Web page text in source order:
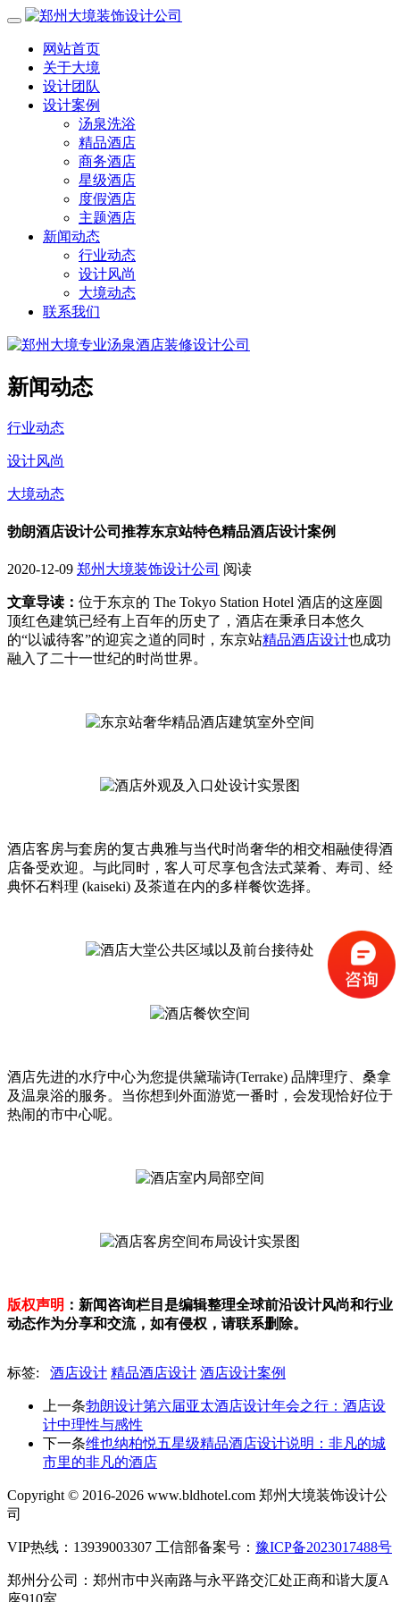
网站首页
关于大境
设计团队
设计案例
汤泉洗浴
精品酒店
商务酒店
星级酒店
度假酒店
主题酒店
新闻动态
行业动态
设计风尚
大境动态
联系我们
新闻动态
行业动态
设计风尚
大境动态
勃朗酒店设计公司推荐东京站特色精品酒店设计案例
2020-12-09 郑州大境装饰设计公司 阅读
文章导读： 位于东京的 The Tokyo Station Hotel 酒店的这座圆
顶红色建筑已经有上百年的历史了，酒店在秉承日本悠久
的“以诚待客”的迎宾之道的同时，东京站精品酒店设计也成功
融入了二十一世纪的时尚世界。
酒店客房与套房的复古典雅与当代时尚奢华的相交相融使得酒
店备受欢迎。与此同时，客人可尽享包含法式菜肴、寿司、经
典怀石料理 (kaiseki) 及茶道在内的多样餐饮选择。
酒店先进的水疗中心为您提供黛瑞诗(Terrake) 品牌理疗、桑拿
及温泉浴的服务。当你想到外面游览一番时，会发现恰好位于
热闹的市中心呢。
版权声明 ：新闻咨询栏目是编辑整理全球前沿设计风尚和行业
动态作为分享和交流，如有侵权，请联系删除。
标签: 酒店设计 精品酒店设计 酒店设计案例
上一条勃朗设计第六届亚太酒店设计年会之行：酒店设
计中理性与感性
下一条维也纳柏悦五星级精品酒店设计说明：非凡的城
市里的非凡的酒店
Copyright © 2016-2026 www.bldhotel.com 郑州大境装饰设计公
司
VIP热线：13939003307 工信部备案号： 豫ICP备2023017488号
郑州分公司：郑州市中兴南路与永平路交汇处正商和谐大厦A